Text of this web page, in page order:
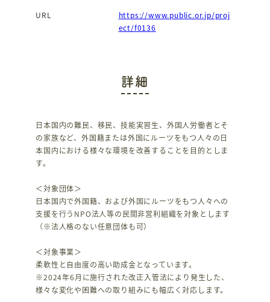
URL
https://www.public.or.jp/proj
ect/f0136
詳細
日本国内の難民、移民、技能実習生、外国人労働者とそ
の家族など、外国籍または外国にルーツをもつ人々の日
本国内における様々な環境を改善することを目的としま
す。
＜対象団体＞
日本国内で外国籍、および外国にルーツをもつ人々への
支援を行うNPO法人等の民間非営利組織を対象とします
（※法人格のない任意団体も可）
＜対象事業＞
柔軟性と自由度の高い助成金となっています。
※2024年6月に施行された改正入管法により発生した、
様々な変化や困難への取り組みにも幅広く対応します。